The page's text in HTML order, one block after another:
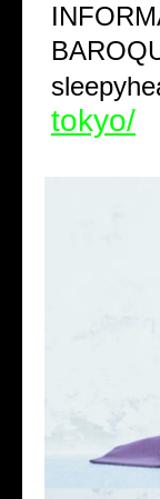
tokyo/